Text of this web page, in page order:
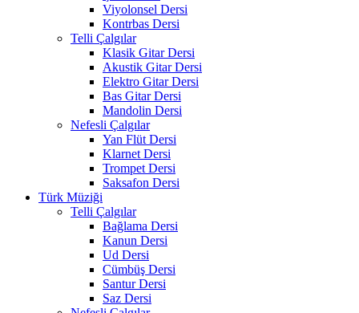
Viyolonsel Dersi
Kontrbas Dersi
Telli Çalgılar
Klasik Gitar Dersi
Akustik Gitar Dersi
Elektro Gitar Dersi
Bas Gitar Dersi
Mandolin Dersi
Nefesli Çalgılar
Yan Flüt Dersi
Klarnet Dersi
Trompet Dersi
Saksafon Dersi
Türk Müziği
Telli Çalgılar
Bağlama Dersi
Kanun Dersi
Ud Dersi
Cümbüş Dersi
Santur Dersi
Saz Dersi